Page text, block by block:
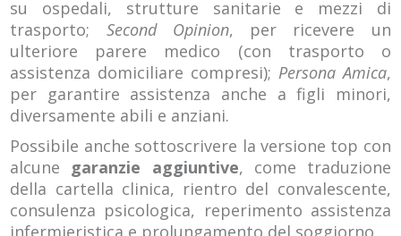
su ospedali, strutture sanitarie e mezzi di
trasporto; Second Opinion, per ricevere un
ulteriore parere medico (con trasporto o
assistenza domiciliare compresi); Persona Amica,
per garantire assistenza anche a figli minori,
diversamente abili e anziani.
Possibile anche sottoscrivere la versione top con
alcune garanzie aggiuntive, come traduzione
della cartella clinica, rientro del convalescente,
consulenza psicologica, reperimento assistenza
infermieristica e prolungamento del soggiorno.